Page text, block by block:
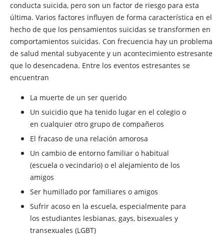
conducta suicida, pero son un factor de riesgo para esta
última. Varios factores influyen de forma característica en el
hecho de que los pensamientos suicidas se transformen en
comportamientos suicidas. Con frecuencia hay un problema
de salud mental subyacente y un acontecimiento estresante
que lo desencadena. Entre los eventos estresantes se
encuentran
La muerte de un ser querido
Un suicidio que ha tenido lugar en el colegio o
en cualquier otro grupo de compañeros
El fracaso de una relación amorosa
Un cambio de entorno familiar o habitual
(escuela o vecindario) o el alejamiento de los
amigos
Ser humillado por familiares o amigos
Sufrir acoso en la escuela, especialmente para
los estudiantes lesbianas, gays, bisexuales y
transexuales (LGBT)